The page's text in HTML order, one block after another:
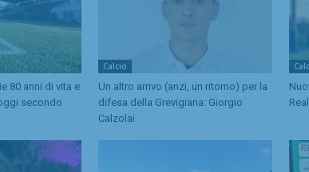
80 anni di vita e
secondo
Calcio
Un altro arrivo (anzi, un ritorno) per la
difesa della Grevigiana: Giorgio
Calzolai